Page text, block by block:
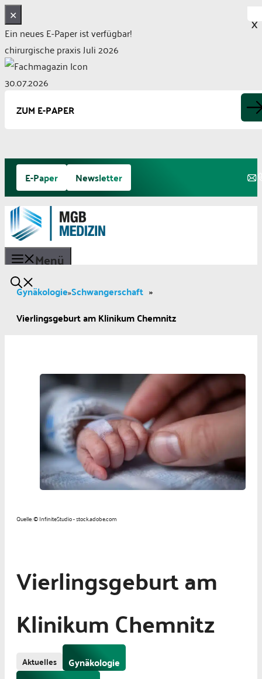
✕
Ein neues E-Paper ist verfügbar!
chirurgische praxis Juli 2026
30.07.2026
ZUM E-PAPER
Zum
Inhalt
springen
E-Paper Newsletter
Menü
Gynäkologie»Schwangerschaft »
Vierlingsgeburt am Klinikum Chemnitz
Quelle: © InfiniteStudio - stock.adobe.com
Vierlingsgeburt am
Klinikum Chemnitz
Aktuelles
Gynäkologie
X